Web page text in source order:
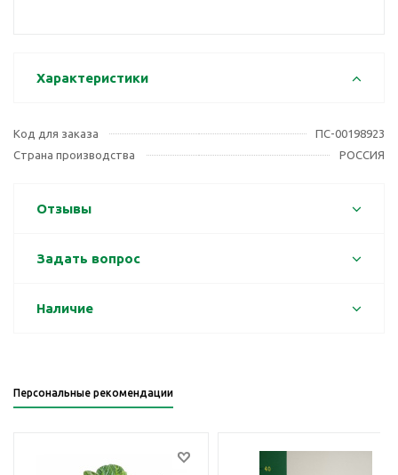
Характеристики
Код для заказа
ПС-00198923
Страна производства
РОССИЯ
Отзывы
Задать вопрос
Наличие
Персональные рекомендации